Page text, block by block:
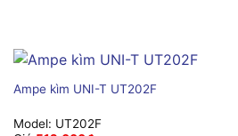
Ampe kìm UNI-T UT202F
Model: UT202F